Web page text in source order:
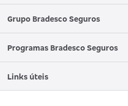
WhatsApp
Clube de Vantagens
SAC Bradesco Seguros
Canal de Denúncias
Seja um corretor
Aplicativo corretor
Grupo Bradesco Seguros
Conheça o Grupo Bradesco Seguros
Trabalhe conosco
Programas Bradesco Seguros
Circuito Cultural
Links úteis